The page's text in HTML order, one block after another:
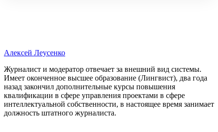
Алексей Леусенко
Журналист и модератор отвечает за внешний вид системы.
Имеет оконченное высшее образование (Лингвист), два года
назад закончил дополнительные курсы повышения
квалификации в сфере управления проектами в сфере
интеллектуальной собственности, в настоящее время занимает
должность штатного журналиста.